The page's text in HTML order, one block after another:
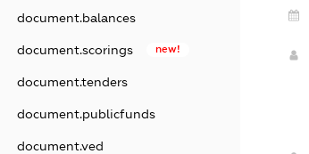
document.balances
document.scorings new!
document.tenders
document.publicfunds
document.ved